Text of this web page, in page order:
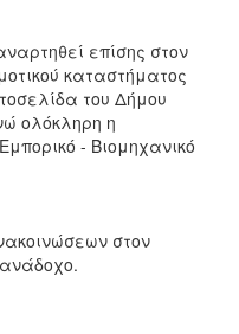
επίσης στον
καταστήματος
του Δήμου
ολόκληρη η
- Βιομηχανικό
στον